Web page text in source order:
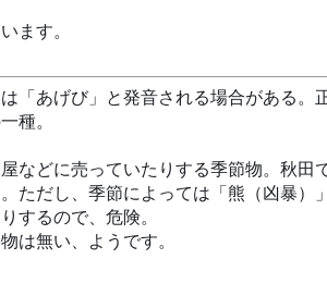
ます。
「あげび」と発音される場合がある。
種。
などに売っていたりする季節物。秋田
ただし、季節によっては「熊（凶暴）
するので、危険。
は無い、ようです。